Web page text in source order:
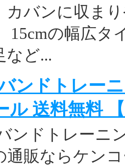
カバンに収ま
15cmの幅広タ
など...
ンドトレー
ル 送料無料
ンドトレーニ
通販ならケン